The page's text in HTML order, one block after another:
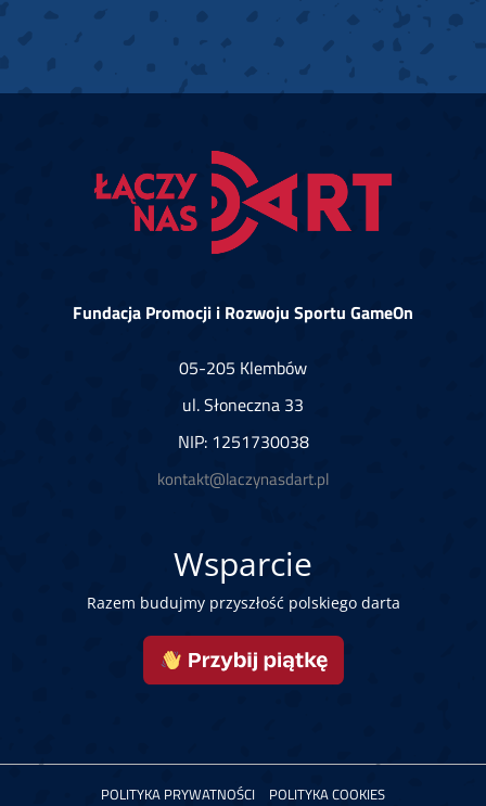
Fundacja Promocji i Rozwoju Sportu GameOn
05-205 Klembów
ul. Słoneczna 33
NIP: 1251730038
kontakt@laczynasdart.pl
Wsparcie
Razem budujmy przyszłość polskiego darta
POLITYKA PRYWATNOŚCI POLITYKA COOKIES